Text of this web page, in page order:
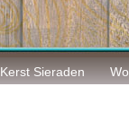
Kerst Sieraden